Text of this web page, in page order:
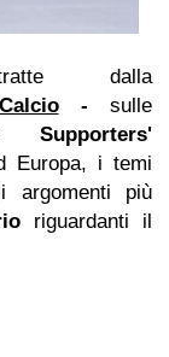
dalla
- sulle
Supporters'
Europa, i temi
argomenti più
riguardanti il